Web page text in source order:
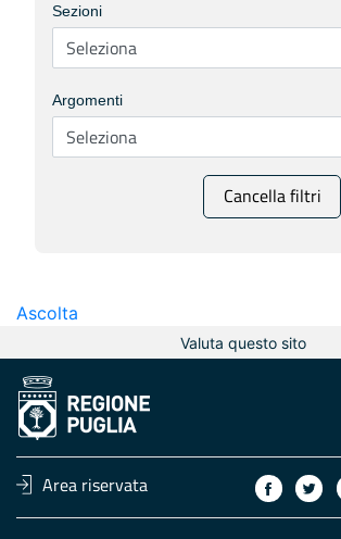
Sezioni
Argomenti
Cancella filtri
Ascolta
Valuta questo sito
Area riservata